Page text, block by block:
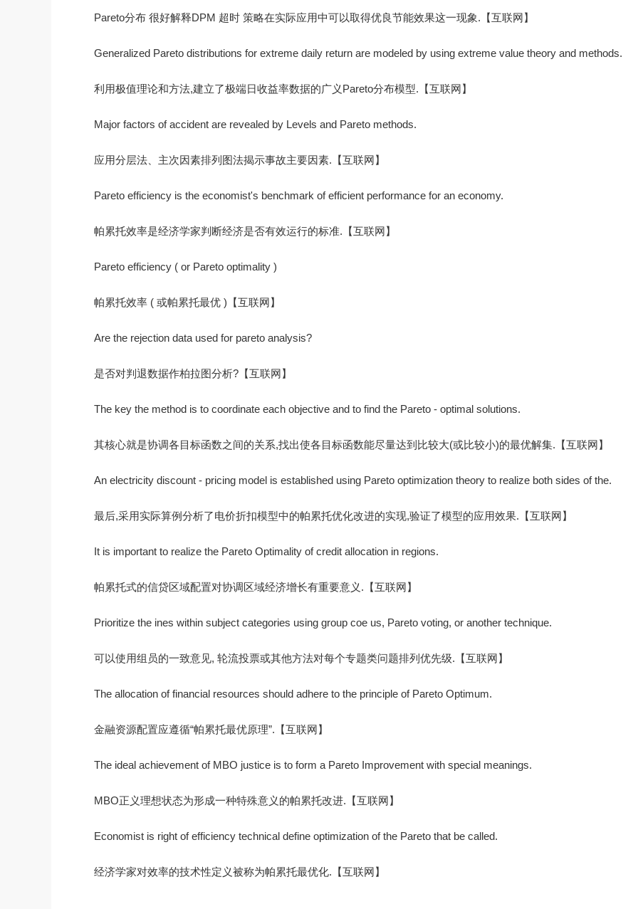
Pareto分布 很好解释DPM 超时 策略在实际应用中可以取得优良节能效果这一现象.【互联网】
Generalized Pareto distributions for extreme daily return are modeled by using extreme value theory and methods.
利用极值理论和方法,建立了极端日收益率数据的广义Pareto分布模型.【互联网】
Major factors of accident are revealed by Levels and Pareto methods.
应用分层法、主次因素排列图法揭示事故主要因素.【互联网】
Pareto efficiency is the economist's benchmark of efficient performance for an economy.
帕累托效率是经济学家判断经济是否有效运行的标准.【互联网】
Pareto efficiency ( or Pareto optimality )
帕累托效率 ( 或帕累托最优 )【互联网】
Are the rejection data used for pareto analysis?
是否对判退数据作柏拉图分析?【互联网】
The key the method is to coordinate each objective and to find the Pareto - optimal solutions.
其核心就是协调各目标函数之间的关系,找出使各目标函数能尽量达到比较大(或比较小)的最优解集.【互联网】
An electricity discount - pricing model is established using Pareto optimization theory to realize both sides of the.
最后,采用实际算例分析了电价折扣模型中的帕累托优化改进的实现,验证了模型的应用效果.【互联网】
It is important to realize the Pareto Optimality of credit allocation in regions.
帕累托式的信贷区域配置对协调区域经济增长有重要意义.【互联网】
Prioritize the ines within subject categories using group coe us, Pareto voting, or another technique.
可以使用组员的一致意见, 轮流投票或其他方法对每个专题类问题排列优先级.【互联网】
The allocation of financial resources should adhere to the principle of Pareto Optimum.
金融资源配置应遵循“帕累托最优原理”.【互联网】
The ideal achievement of MBO justice is to form a Pareto Improvement with special meanings.
MBO正义理想状态为形成一种特殊意义的帕累托改进.【互联网】
Economist is right of efficiency technical define optimization of the Pareto that be called.
经济学家对效率的技术性定义被称为帕累托最优化.【互联网】